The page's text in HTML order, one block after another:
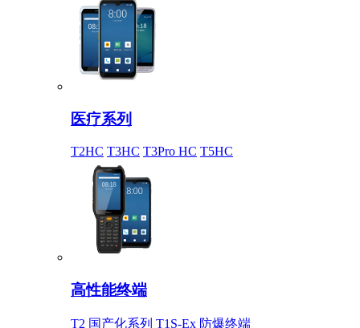
医疗系列
T2HC T3HC T3Pro HC T5HC
高性能终端
T2 国产化系列 T1S-Ex 防爆终端